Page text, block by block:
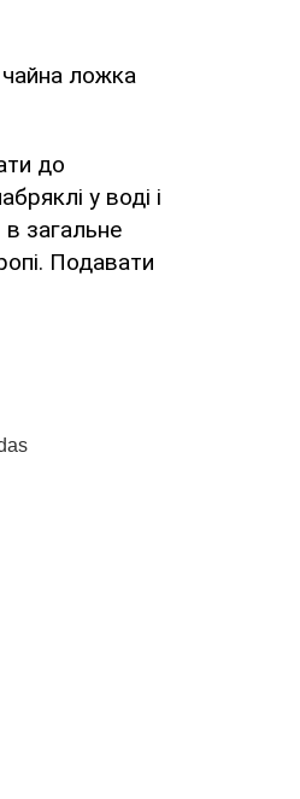
ложка
до
у воді і
загальне
Подавати